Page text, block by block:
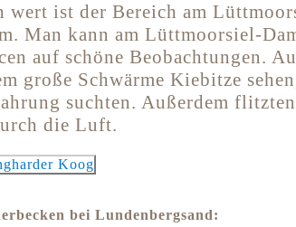
wert ist der Bereich am
Man kann am Lüttmoorsiel-
auf schöne Beobachtungen.
große Schwärme Kiebitze
suchten. Außerdem
die Luft.
bei Lundenbergsand: